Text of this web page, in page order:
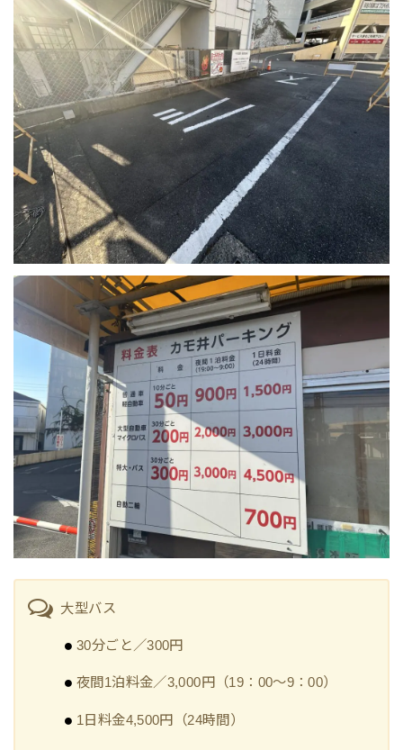
大型バス
30分ごと／300円
夜間1泊料金／3,000円（19：00～9：00）
1日料金4,500円（24時間）